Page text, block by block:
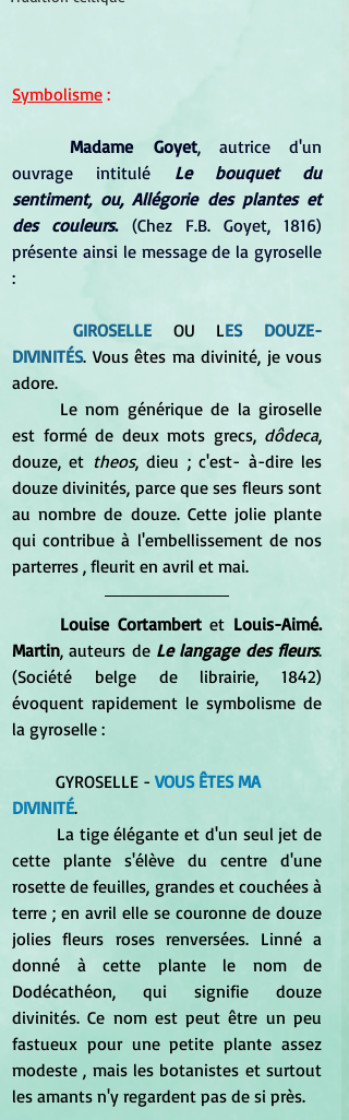
Symbolisme :
Madame Goyet, autrice d'un
ouvrage intitulé Le bouquet du
sentiment, ou, Allégorie des plantes et
des couleurs. (Chez F.B. Goyet, 1816)
présente ainsi le message de la gyroselle
:
GIROSELLE OU LES DOUZE-
DIVINITÉS. Vous êtes ma divinité, je vous
adore.
est formé de deux mots grecs, dôdeca,
douze, et theos, dieu ; c'est- à-dire les
douze divinités, parce que ses fleurs sont
au nombre de douze. Cette jolie plante
qui contribue à l'embellissement de nos
parterres , fleurit en avril et mai.
Louise Cortambert et Louis-Aimé.
Martin, auteurs de Le langage des fleurs.
(Société belge de librairie, 1842)
évoquent rapidement le symbolisme de
la gyroselle :
	GYROSELLE -
VOUS ÊTES MA
DIVINITÉ.
cette plante s'élève du centre d'une
rosette de feuilles, grandes et couchées à
terre ; en avril elle se couronne de douze
jolies fleurs roses renversées. Linné a
donné à cette plante le nom de
Dodécathéon, qui signifie douze
divinités. Ce nom est peut être un peu
fastueux pour une petite plante assez
modeste , mais les botanistes et surtout
les amants n'y regardent pas de si près.